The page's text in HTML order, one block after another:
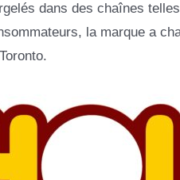
dans des chaînes
la marque a